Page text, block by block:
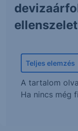
ellenszelet
Teljes elemzés
A tartalom
Ha nincs még